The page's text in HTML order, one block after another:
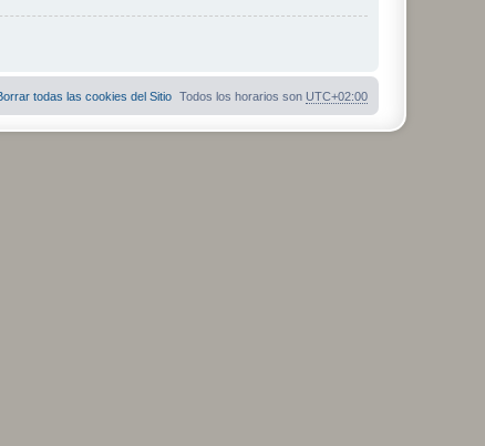
Todos los horarios son UTC+02:00
todas las cookies del Sitio